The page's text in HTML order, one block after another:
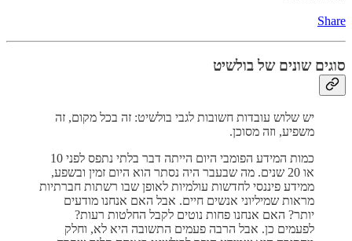
Share
סוגים שונים של בולשיט
יש שלוש עובדות חשובות לגבי בולשיט: זה בכל מקום, זה
משפיע, וזה מסוכן.
כמות המידע הפומבי היום הייתה דבר בלתי נתפס לפני 10
או 20 שנים. מה שבעבר היה נסתר הוא היום זמין ובשפע,
ממידע פיננסי לחדשות עולמיות לאופן שבו רשתות חברתיות
מראות שמיליוני אנשים חיים. אבל האם אנחנו מודעים
יותר? האם אנחנו פחות נוטים לקבל החלטות רעות?
לפעמים כן. אבל הרבה פעמים התשובה היא לא, וחלק